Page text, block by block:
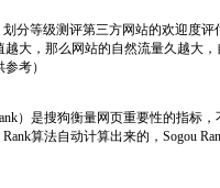
分等级测评第三方网站的欢迎度
越大，那么网站的自然流量久越大
考）
）是搜狗衡量网页重要性的指标
算法自动计算出来的，Sogou